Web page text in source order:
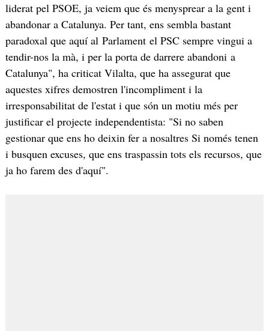
liderat pel PSOE, ja veiem que és menysprear a la gent i
abandonar a Catalunya. Per tant, ens sembla bastant
paradoxal que aquí al Parlament el PSC sempre vingui a
tendir-nos la mà, i per la porta de darrere abandoni a
Catalunya", ha criticat Vilalta, que ha assegurat que
aquestes xifres demostren l'incompliment i la
irresponsabilitat de l'estat i que són un motiu més per
justificar el projecte independentista: "Si no saben
gestionar que ens ho deixin fer a nosaltres Si només tenen
i busquen excuses, que ens traspassin tots els recursos, que
ja ho farem des d'aquí".